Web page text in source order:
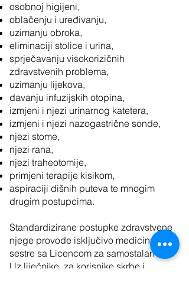
osobnoj higijeni,
oblačenju i uređivanju,
uzimanju obroka,
eliminaciji stolice i urina,
sprječavanju visokorizičnih
zdravstvenih problema,
uzimanju lijekova,
davanju infuzijskih otopina,
izmjeni i njezi urinarnog katetera,
izmjeni i njezi nazogastrične sonde,
njezi stome,
njezi rana,
njezi traheotomije,
primjeni terapije kisikom,
aspiraciji dišnih puteva te mnogim
drugim postupcima.
Standardizirane postupke zdravstvene
njege provode isključivo medicinske
sestre sa Licencom za samostalan rad.
Uz liječnike, za korisnike skrbe i